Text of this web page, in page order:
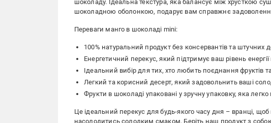
шоколаду. Ідеальна текстура, яка балансує між хрусткою
шоколадною оболонкою, подарує вам справжнє
Переваги манго в шоколаді mini:
100% натуральний продукт без консервантів та штучних
Енергетичний перекус, який підтримує ваш рівень
Ідеальний вибір для тих, хто любить поєднання фруктів
Легкий та корисний десерт, який задовольнить ваші
Фрукти в шоколаді упаковані у зручну упаковку, яка
Це ідеальний перекус для будь-якого часу дня – вранці,
насолодитись солодким смаком. Беріть наш продукт з